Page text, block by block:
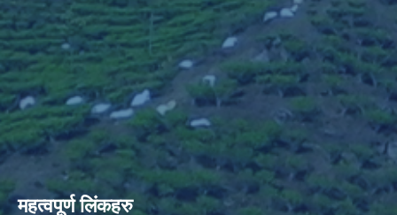
महत्वपूर्ण लिंकहरु